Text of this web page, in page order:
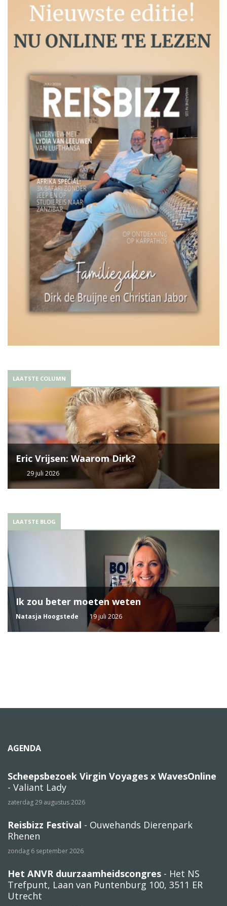
LAATSTE COLUMN
Eric Vrijsen: Waarom Dirk?
29 juli 2026
LAATSTE BLOG
Ik zou beter moeten weten
Natasja Hoogstede 19 juli 2026
AGENDA
Scheepsbezoek Virgin Voyages x WavesOnline
- Valiant Lady
zaterdag 29 augustus 2026
Reisbizz Festival - Ouwehands Dierenpark
Rhenen
zondag 6 september 2026
Het ANVR duurzaamheidscongres - Het NS
Trefpunt, Laan van Puntenburg 100, 3511 ER
Utrecht